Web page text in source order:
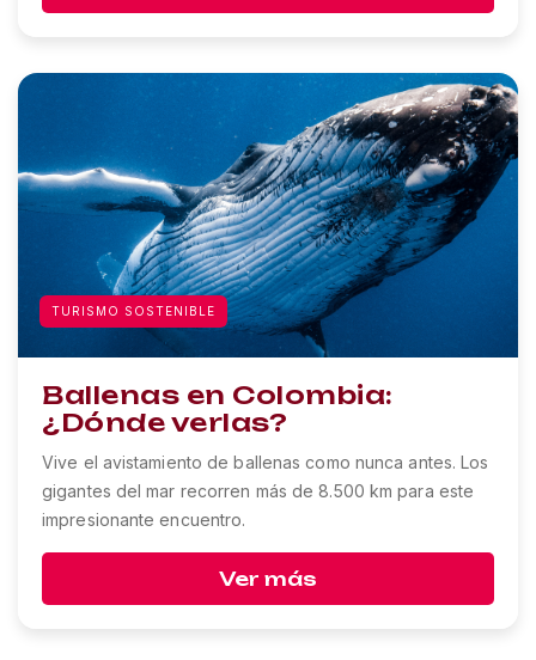
TURISMO SOSTENIBLE
Ballenas en Colombia:
¿Dónde verlas?
Vive el avistamiento de ballenas como nunca antes. Los
gigantes del mar recorren más de 8.500 km para este
impresionante encuentro.
Ver más